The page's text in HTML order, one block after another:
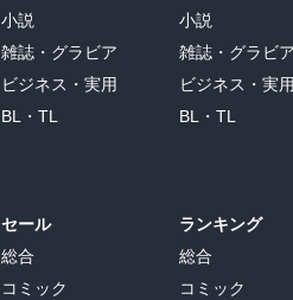
小説
雑誌・グラビア
ビジネス・実用
BL・TL
セール
総合
コミック
小説
雑誌・グラビア
ビジネス・実用
BL・TL
ランキング
総合
コミック